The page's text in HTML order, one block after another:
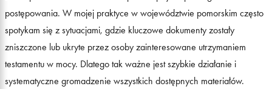
postępowania. W mojej praktyce w województwie pomorskim często
spotykam się z sytuacjami, gdzie kluczowe dokumenty zostały
zniszczone lub ukryte przez osoby zainteresowane utrzymaniem
testamentu w mocy. Dlatego tak ważne jest szybkie działanie i
systematyczne gromadzenie wszystkich dostępnych materiałów.